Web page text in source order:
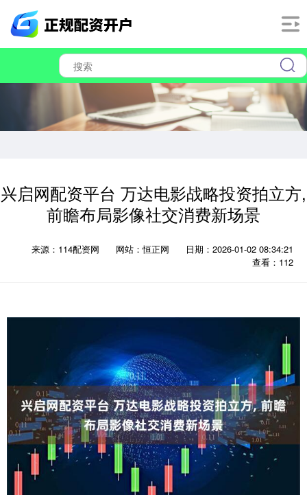
兴启网配资平台 万达电影战略投资拍立方,
前瞻布局影像社交消费新场景
来源：114配资网 网站：恒正网
日期：2026-01-02 08:34:21
查看：112